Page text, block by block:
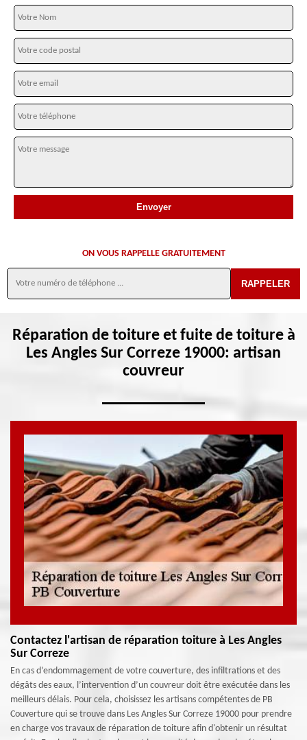
ON VOUS RAPPELLE GRATUITEMENT
Réparation de toiture et fuite de toiture à
Les Angles Sur Correze 19000: artisan
couvreur
Contactez l'artisan de réparation toiture à Les Angles
Sur Correze
En cas d’endommagement de votre couverture, des infiltrations et des
dégâts des eaux, l’intervention d’un couvreur doit être exécutée dans les
meilleurs délais. Pour cela, choisissez les artisans compétentes de PB
Couverture qui se trouve dans Les Angles Sur Correze 19000 pour prendre
en charge vos travaux de réparation de toiture afin d'obtenir un résultat